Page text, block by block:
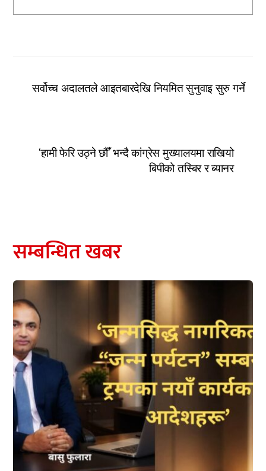
सर्वोच्च अदालतले आइतबारदेखि नियमित सुनुवाइ सुरु गर्ने
‘हामी फेरि उठ्ने छौँ’ भन्दै कांग्रेस मुख्यालयमा राखियो
बिपीको तस्बिर र ब्यानर
सम्बन्धित खबर